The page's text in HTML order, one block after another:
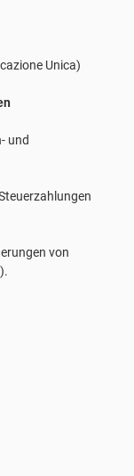
Unica)
und
von